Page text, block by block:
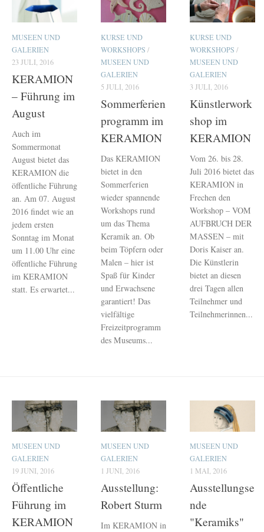
MUSEEN UND
GALERIEN
23 JULI, 2016
KERAMION
– Führung im
August
Auch im
Sommermonat
August bietet das
KERAMION die
öffentliche Führung
an. Am 07. August
2016 findet wie an
jedem ersten
Sonntag im Monat
um 11.00 Uhr eine
öffentliche Führung
im KERAMION
statt. Es erwartet...
KURSE UND
WORKSHOPS /
MUSEEN UND
GALERIEN
5 JULI, 2016
Sommerferien
programm im
KERAMION
Das KERAMION
bietet in den
Sommerferien
wieder spannende
Workshops rund
um das Thema
Keramik an. Ob
beim Töpfern oder
Malen – hier ist
Spaß für Kinder
und Erwachsene
garantiert! Das
vielfältige
Freizeitprogramm
des Museums...
KURSE UND
WORKSHOPS /
MUSEEN UND
GALERIEN
3 JULI, 2016
Künstlerwork
shop im
KERAMION
Vom 26. bis 28.
Juli 2016 bietet das
KERAMION in
Frechen den
Workshop – VOM
AUFBRUCH DER
MASSEN – mit
Doris Kaiser an.
Die Künstlerin
bietet an diesen
drei Tagen allen
Teilnehmer und
Teilnehmerinnen...
MUSEEN UND
GALERIEN
19 JUNI, 2016
Öffentliche
Führung im
KERAMION
MUSEEN UND
GALERIEN
1 JUNI, 2016
Ausstellung:
Robert Sturm
Im KERAMION in
MUSEEN UND
GALERIEN
1 MAI, 2016
Ausstellungse
nde
"Keramiks"